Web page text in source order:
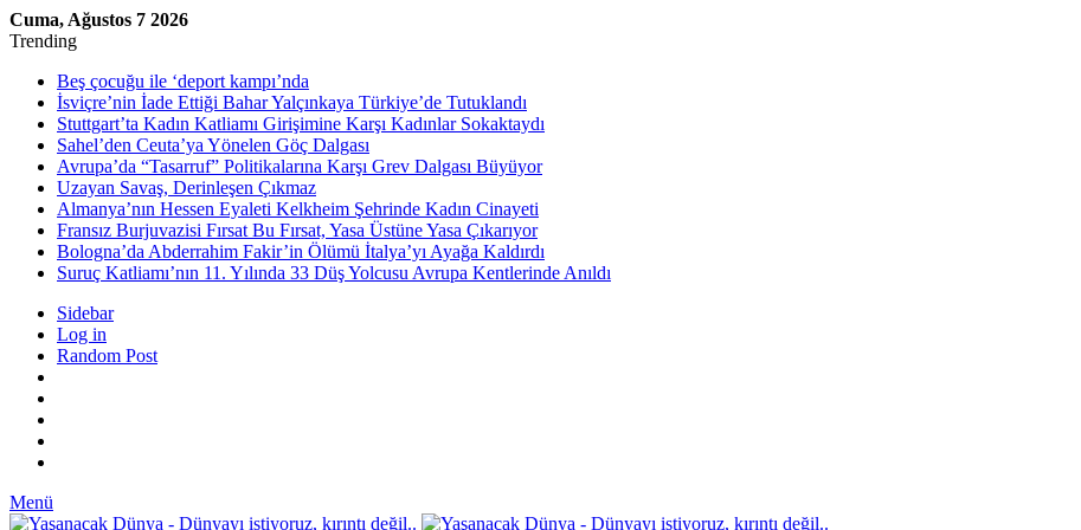
Cuma, Ağustos 7 2026
Trending
Beş çocuğu ile ‘deport kampı’nda
İsviçre’nin İade Ettiği Bahar Yalçınkaya Türkiye’de Tutuklandı
Stuttgart’ta Kadın Katliamı Girişimine Karşı Kadınlar Sokaktaydı
Sahel’den Ceuta’ya Yönelen Göç Dalgası
Avrupa’da “Tasarruf” Politikalarına Karşı Grev Dalgası Büyüyor
Uzayan Savaş, Derinleşen Çıkmaz
Almanya’nın Hessen Eyaleti Kelkheim Şehrinde Kadın Cinayeti
Fransız Burjuvazisi Fırsat Bu Fırsat, Yasa Üstüne Yasa Çıkarıyor
Bologna’da Abderrahim Fakir’in Ölümü İtalya’yı Ayağa Kaldırdı
Suruç Katliamı’nın 11. Yılında 33 Düş Yolcusu Avrupa Kentlerinde Anıldı
Sidebar
Log in
Random Post
Menü